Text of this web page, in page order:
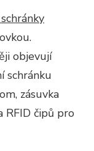
objevují
schránku
zásuvka
RFID čipů pro